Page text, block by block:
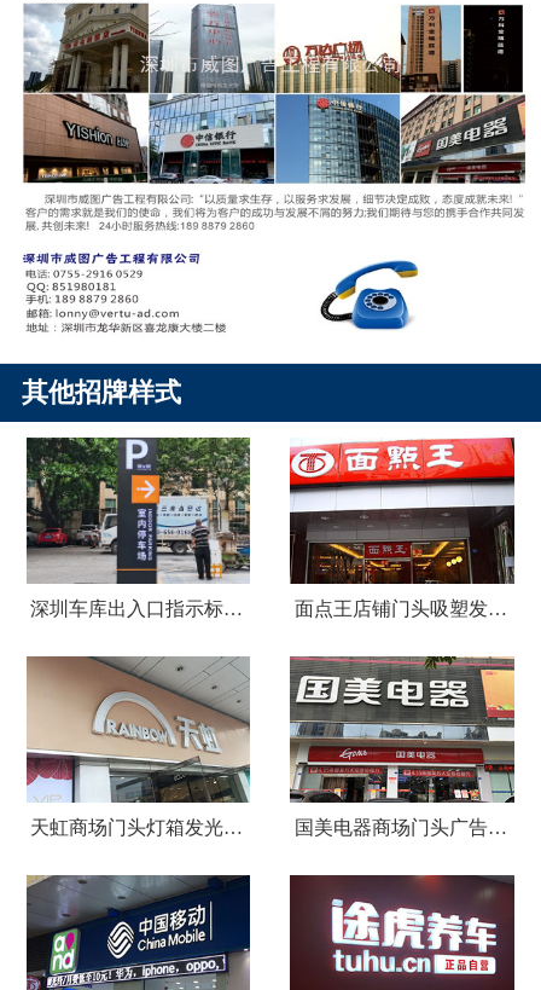
其他招牌样式
深圳车库出入口指示标识牌制作 面点王店铺门头吸塑发光字广告招牌
天虹商场门头灯箱发光字广告招牌 国美电器商场门头广告招牌设计制作安装